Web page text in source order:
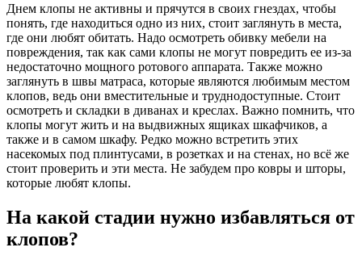
Днем клопы не активны и прячутся в своих гнездах, чтобы
понять, где находиться одно из них, стоит заглянуть в места,
где они любят обитать. Надо осмотреть обивку мебели на
повреждения, так как сами клопы не могут повредить ее из-за
недостаточно мощного ротового аппарата. Также можно
заглянуть в швы матраса, которые являются любимым местом
клопов, ведь они вместительные и труднодоступные. Стоит
осмотреть и складки в диванах и креслах. Важно помнить, что
клопы могут жить и на выдвижных ящиках шкафчиков, а
также и в самом шкафу. Редко можно встретить этих
насекомых под плинтусами, в розетках и на стенах, но всё же
стоит проверить и эти места. Не забудем про ковры и шторы,
которые любят клопы.
На какой стадии нужно избавляться от
клопов?